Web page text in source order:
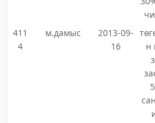
411
4
м.дамыс
2013-09-
16
н